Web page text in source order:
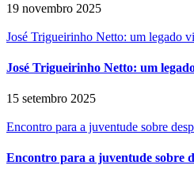
19 novembro 2025
José Trigueirinho Netto: um legado
José Trigueirinho Netto: um
15 setembro 2025
Encontro para a juventude sobre
Encontro para a juventude sobre